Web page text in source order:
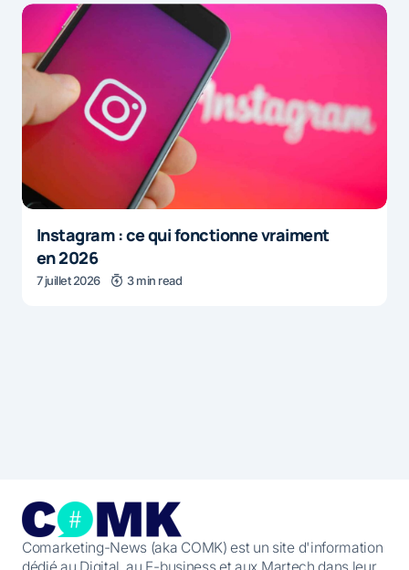
Instagram : ce qui fonctionne vraiment
en 2026
7 juillet 2026 3 min read
Comarketing-News (aka COMK) est un site d'information